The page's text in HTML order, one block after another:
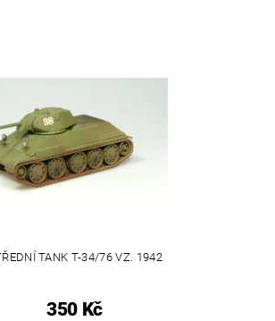
TANK T-34/76 VZ. 1942
350 Kč